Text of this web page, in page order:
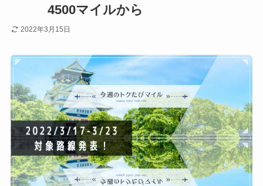
4500マイルから
2022年3月15日